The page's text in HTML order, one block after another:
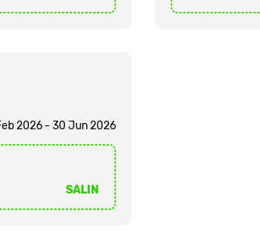
2026 - 30 Jun 2026
SALIN